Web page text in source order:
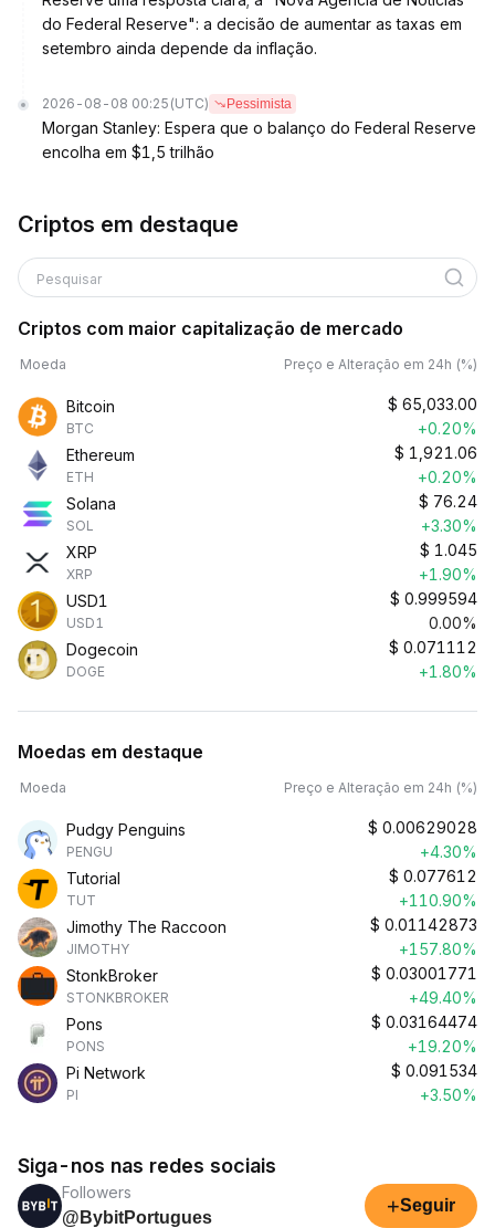
do Federal Reserve": a decisão de aumentar as taxas em
setembro ainda depende da inflação.
2026-08-08 00:25 (UTC) Pessimista
Morgan Stanley: Espera que o balanço do Federal Reserve
encolha em $1,5 trilhão
Criptos em destaque
Pesquisar
Criptos com maior capitalização de mercado
Moeda Preço e Alteração em 24h (%)
Bitcoin
BTC
$ 65,033.00
+0.20%
Ethereum
ETH
$ 1,921.06
+0.20%
Solana
SOL
$ 76.24
+3.30%
XRP
XRP
$ 1.045
+1.90%
USD1
USD1
$ 0.999594
0.00%
Dogecoin
DOGE
$ 0.071112
+1.80%
Moedas em destaque
Moeda Preço e Alteração em 24h (%)
Pudgy Penguins
PENGU
$ 0.00629028
+4.30%
Tutorial
TUT
$ 0.077612
+110.90%
Jimothy The Raccoon
JIMOTHY
$ 0.01142873
+157.80%
StonkBroker
STONKBROKER
$ 0.03001771
+49.40%
Pons
PONS
$ 0.03164474
+19.20%
Pi Network
PI
$ 0.091534
+3.50%
Siga-nos nas redes sociais
Followers
@BybitPortugues
+Seguir